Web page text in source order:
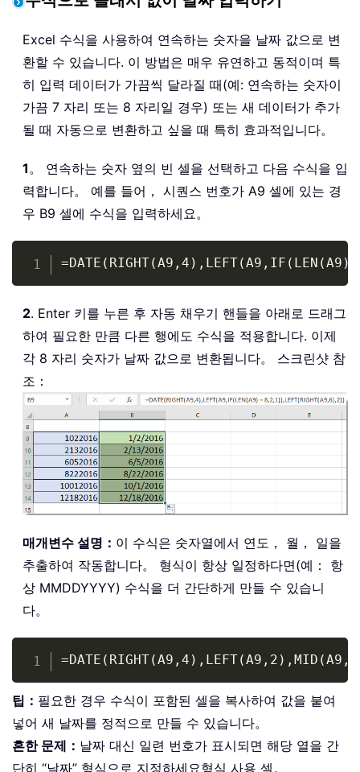
Excel 수식을 사용하여 연속하는 숫자을 날짜 값으로 변
환할 수 있습니다. 이 방법은 매우 유연하고 동적이며 특
히 입력 데이터가 가끔씩 달라질 때(예: 연속하는 숫자이
가끔 7 자리 또는 8 자리일 경우) 또는 새 데이터가 추가
될 때 자동으로 변환하고 싶을 때 특히 효과적입니다。
1。 연속하는 숫자 옆의 빈 셀을 선택하고 다음 수식을 입
력합니다。 예를 들어， 시퀀스 번호가 A9 셀에 있는 경
우 B9 셀에 수식을 입력하세요。
Copy
2. Enter 키를 누른 후 자동 채우기 핸들을 아래로 드래그
하여 필요한 만큼 다른 행에도 수식을 적용합니다. 이제
각 8 자리 숫자가 날짜 값으로 변환됩니다。 스크린샷 참
조：
매개변수 설명： 이 수식은 숫자열에서 연도， 월， 일을
추출하여 작동합니다。 형식이 항상 일정하다면(예： 항
상 MMDDYYYY) 수식을 더 간단하게 만들 수 있습니
다。
Copy
팁： 필요한 경우 수식이 포함된 셀을 복사하여 값을 붙여
넣어 새 날짜를 정적으로 만들 수 있습니다。
흔한 문제： 날짜 대신 일련 번호가 표시되면 해당 열을 간
단히 “날짜” 형식으로 지정하세요형식 사용 셀。